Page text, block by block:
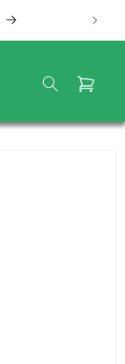
Carrello